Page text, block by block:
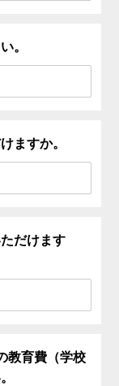
。
ますか。
だけます
教育費（学校